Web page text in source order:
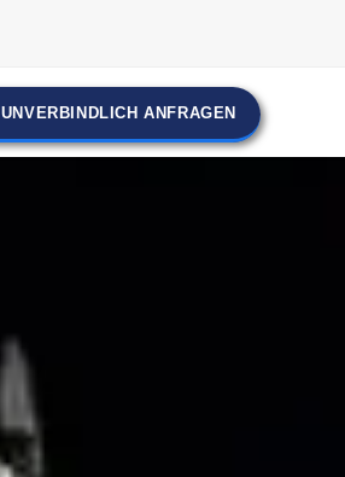
UNVERBINDLICH ANFRAGEN